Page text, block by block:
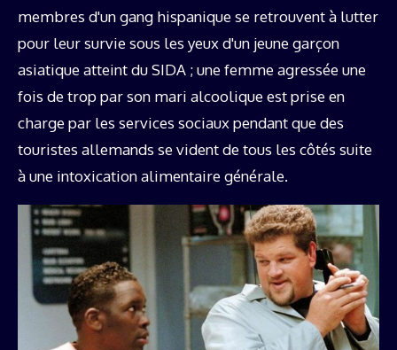
membres d'un gang hispanique se retrouvent à lutter
pour leur survie sous les yeux d'un jeune garçon
asiatique atteint du SIDA ; une femme agressée une
fois de trop par son mari alcoolique est prise en
charge par les services sociaux pendant que des
touristes allemands se vident de tous les côtés suite
à une intoxication alimentaire générale.